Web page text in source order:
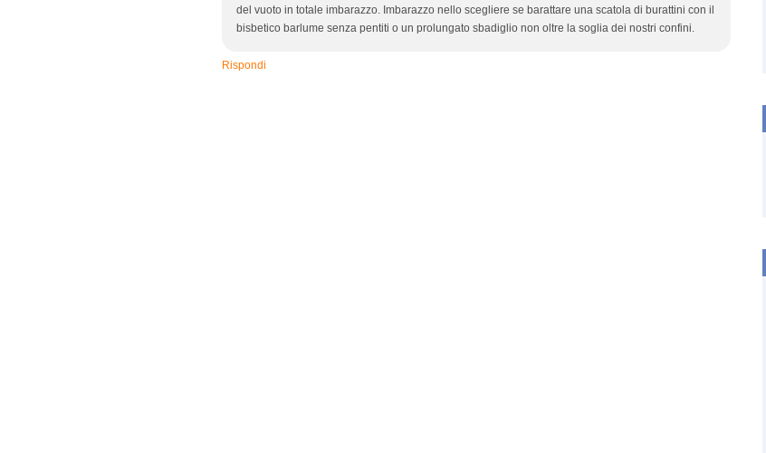
del vuoto in totale imbarazzo. Imbarazzo nello scegliere se barattare una scatola di burattini con il
bisbetico barlume senza pentiti o un prolungato sbadiglio non oltre la soglia dei nostri confini.
Rispondi